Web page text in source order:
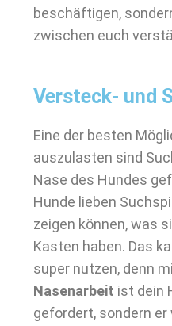
beschäftigen,
zwischen euch
Versteck- und
Eine der besten
auszulasten sind
Nase des Hundes
Hunde lieben
zeigen können, was
Kasten haben. Das
super nutzen, denn
Nasenarbeit ist dein
gefordert, sondern er